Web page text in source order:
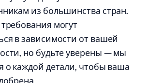
из большинства стран.
могут
в зависимости от вашей
но будьте уверены — мы
о каждой детали, чтобы ваша